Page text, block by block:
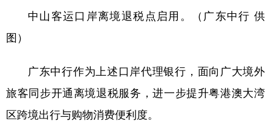
地方频道
浙江 安徽 福建 江西
山东 河南
中山客运口岸离境退税点启用。（广东中行 供
图）
广东中行作为上述口岸代理银行，面向广大境外
旅客同步开通离境退税服务，进一步提升粤港澳大湾
区跨境出行与购物消费便利度。